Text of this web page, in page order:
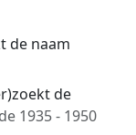
de naam
de
1935 - 1950